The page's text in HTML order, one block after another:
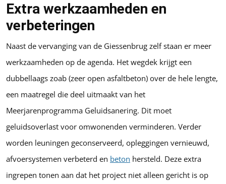
Extra werkzaamheden en
verbeteringen
Naast de vervanging van de Giessenbrug zelf staan er meer
werkzaamheden op de agenda. Het wegdek krijgt een
dubbellaags zoab (zeer open asfaltbeton) over de hele lengte,
een maatregel die deel uitmaakt van het
Meerjarenprogramma Geluidsanering. Dit moet
geluidsoverlast voor omwonenden verminderen. Verder
worden leuningen geconserveerd, opleggingen vernieuwd,
afvoersystemen verbeterd en beton hersteld. Deze extra
ingrepen tonen aan dat het project niet alleen gericht is op